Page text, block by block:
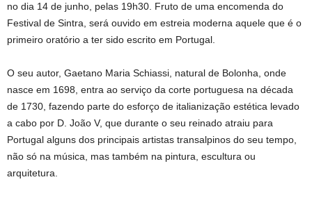
no dia 14 de junho, pelas 19h30. Fruto de uma encomenda do
Festival de Sintra, será ouvido em estreia moderna aquele que é o
primeiro oratório a ter sido escrito em Portugal.
O seu autor, Gaetano Maria Schiassi, natural de Bolonha, onde
nasce em 1698, entra ao serviço da corte portuguesa na década
de 1730, fazendo parte do esforço de italianização estética levado
a cabo por D. João V, que durante o seu reinado atraiu para
Portugal alguns dos principais artistas transalpinos do seu tempo,
não só na música, mas também na pintura, escultura ou
arquitetura.